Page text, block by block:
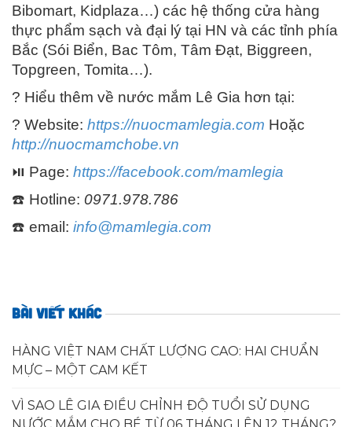
Bibomart, Kidplaza…) các hệ thống cửa hàng
thực phẩm sạch và đại lý tại HN và các tỉnh phía
Bắc (Sói Biển, Bac Tôm, Tâm Đạt, Biggreen,
Topgreen, Tomita…).
? Hiểu thêm về nước mắm Lê Gia hơn tại:
? Website: https://nuocmamlegia.com Hoặc
http://nuocmamchobe.vn
⏯ Page: https://facebook.com/mamlegia
☎️ Hotline: 0971.978.786
☎️ email: info@mamlegia.com
BÀI VIẾT KHÁC
HÀNG VIỆT NAM CHẤT LƯỢNG CAO: HAI CHUẨN
MỰC – MỘT CAM KẾT
VÌ SAO LÊ GIA ĐIỀU CHỈNH ĐỘ TUỔI SỬ DỤNG
NƯỚC MẮM CHO BÉ TỪ 06 THÁNG LÊN 12 THÁNG?